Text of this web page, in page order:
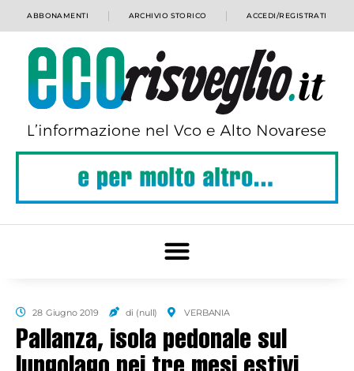
ABBONAMENTI ARCHIVIO STORICO ACCEDI/REGISTRATI
28 Giugno 2019 di (null) VERBANIA
Pallanza, isola pedonale sul